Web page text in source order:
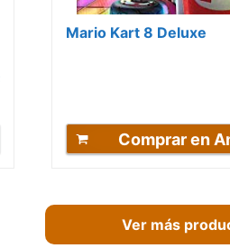
Mario Kart 8 Deluxe
Comprar en
Ver más